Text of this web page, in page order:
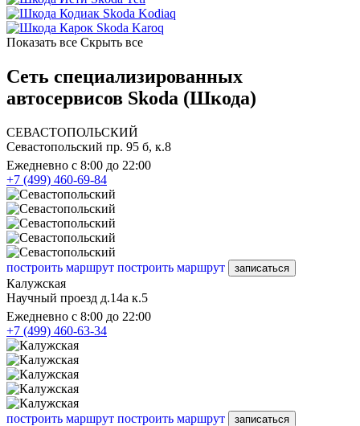
Skoda Kodiaq
Skoda Karoq
Показать все Скрыть все
Сеть специализированных
автосервисов Skoda (Шкода)
СЕВАСТОПОЛЬСКИЙ
Севастопольский пр. 95 б, к.8
Ежедневно с 8:00 до 22:00
+7 (499) 460-69-84
построить маршрут построить маршрут записаться
Калужская
Научный проезд д.14а к.5
Ежедневно с 8:00 до 22:00
+7 (499) 460-63-34
построить маршрут построить маршрут записаться